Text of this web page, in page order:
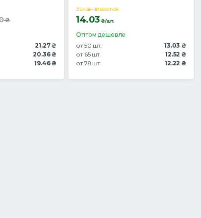
₴
21.27 ₴
20.36 ₴
19.46 ₴
Заканчивается
14.03 ₴/шт.
Оптом дешевле
от 50 шт.
13.03 ₴
от 65 шт.
12.52 ₴
от 78 шт.
12.22 ₴